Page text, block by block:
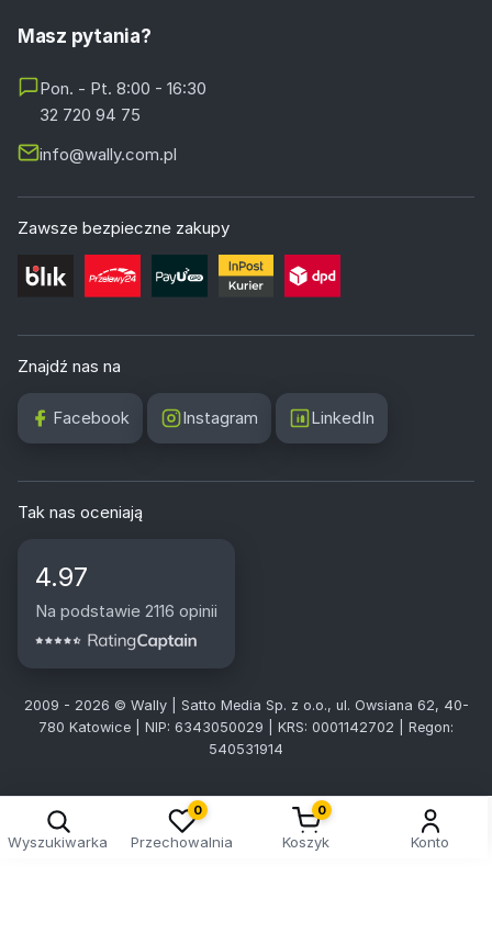
Masz pytania?
Pon. - Pt. 8:00 - 16:30
32 720 94 75
info@wally.com.pl
Zawsze bezpieczne zakupy
Znajdź nas na
Facebook Instagram LinkedIn
Tak nas oceniają
4.97
Na podstawie 2116 opinii
2009 - 2026 © Wally | Satto Media Sp. z o.o., ul. Owsiana 62, 40-
780 Katowice | NIP: 6343050029 | KRS: 0001142702 | Regon:
540531914
Wyszukiwarka
0
Przechowalnia
0
Koszyk Konto